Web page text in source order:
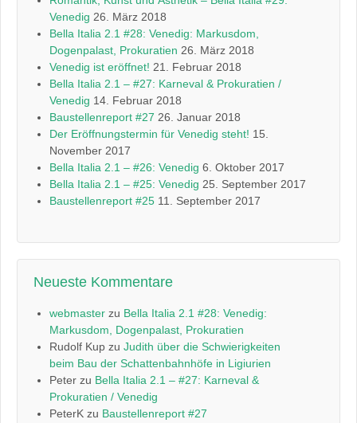
Venedig 26. März 2018
Bella Italia 2.1 #28: Venedig: Markusdom,
Dogenpalast, Prokuratien 26. März 2018
Venedig ist eröffnet! 21. Februar 2018
Bella Italia 2.1 – #27: Karneval & Prokuratien /
Venedig 14. Februar 2018
Baustellenreport #27 26. Januar 2018
Der Eröffnungstermin für Venedig steht! 15.
November 2017
Bella Italia 2.1 – #26: Venedig 6. Oktober 2017
Bella Italia 2.1 – #25: Venedig 25. September 2017
Baustellenreport #25 11. September 2017
Neueste Kommentare
webmaster zu Bella Italia 2.1 #28: Venedig:
Markusdom, Dogenpalast, Prokuratien
Rudolf Kup zu Judith über die Schwierigkeiten
beim Bau der Schattenbahnhöfe in Ligiurien
Peter zu Bella Italia 2.1 – #27: Karneval &
Prokuratien / Venedig
PeterK zu Baustellenreport #27